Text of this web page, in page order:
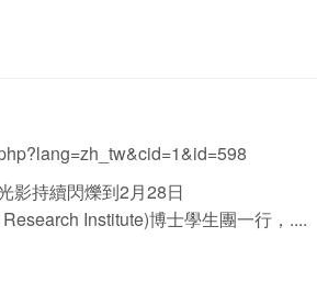
影持續閃爍到2月28日
Institute)博士學生團一行，....